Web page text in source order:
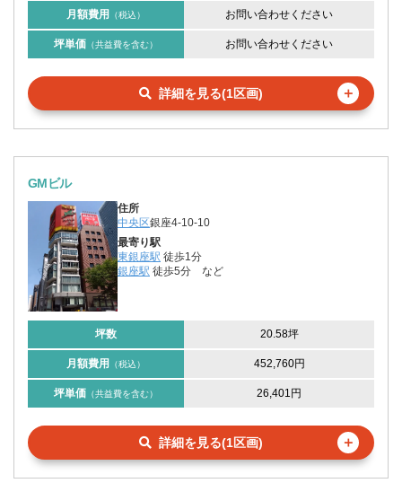
月額費用 （税込） お問い合わせください
坪単価 （共益費を含む） お問い合わせください
詳細を見る(1区画) ＋
GMビル
住所
中央区銀座4-10-10
最寄り駅
東銀座駅 徒歩1分
銀座駅 徒歩5分 など
坪数 20.58坪
月額費用 （税込） 452,760円
坪単価 （共益費を含む） 26,401円
詳細を見る(1区画) ＋